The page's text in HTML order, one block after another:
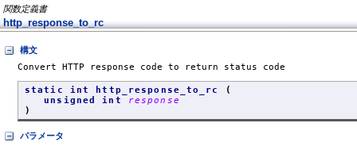
関数定義書
http_response_to_rc
構文
Convert HTTP response code to return status code
static int http_response_to_rc
(
unsigned int response
)
パラメータ